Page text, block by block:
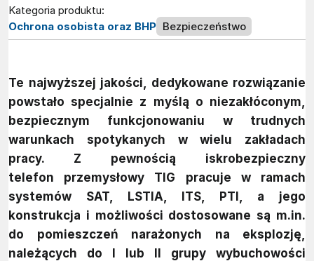
Kategoria produktu:
Ochrona osobista oraz BHP Bezpieczeństwo
Te najwyższej jakości, dedykowane rozwiązanie
powstało specjalnie z myślą o niezakłóconym,
bezpiecznym funkcjonowaniu w trudnych
warunkach spotykanych w wielu zakładach
pracy. Z pewnością iskrobezpieczny
telefon przemysłowy TIG pracuje w ramach
systemów SAT, LSTIA, ITS, PTI, a jego
konstrukcja i możliwości dostosowane są m.in.
do pomieszczeń narażonych na eksplozję,
należących do I lub II grupy wybuchowości